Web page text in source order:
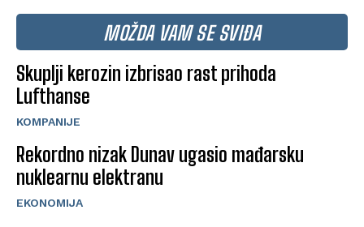
MOŽDA VAM SE SVIĐA
Skuplji kerozin izbrisao rast prihoda
Lufthanse
KOMPANIJE
Rekordno nizak Dunav ugasio mađarsku
nuklearnu elektranu
EKONOMIJA